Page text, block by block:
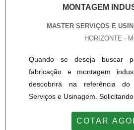
MONTAGEM
MASTER SERVIÇOS E
HORIZONTE -
Quando se deseja buscar
fabricação e montagem
descobrirá na referência do
Serviços e Usinagem.
detalhes sobre a melhor
COTAR